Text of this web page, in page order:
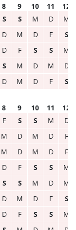
8 9 10 11
12
S S M D
M
D M D F
S
D F S S
M
S M D M
D
D M D F S
8 9 10 11
12
F S S M
D
M D M D
F
M D M D
F
D F S S
M
S S M D
M
D M D F
S
D F S S
M